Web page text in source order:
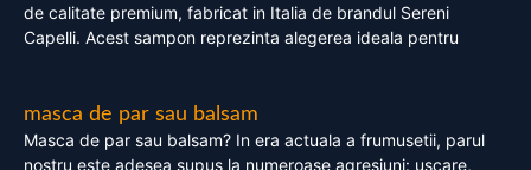
de calitate premium, fabricat in Italia de brandul Sereni
Capelli. Acest sampon reprezinta alegerea ideala pentru
masca de par sau balsam
Masca de par sau balsam? In era actuala a frumusetii, parul
nostru este adesea supus la numeroase agresiuni: uscare,